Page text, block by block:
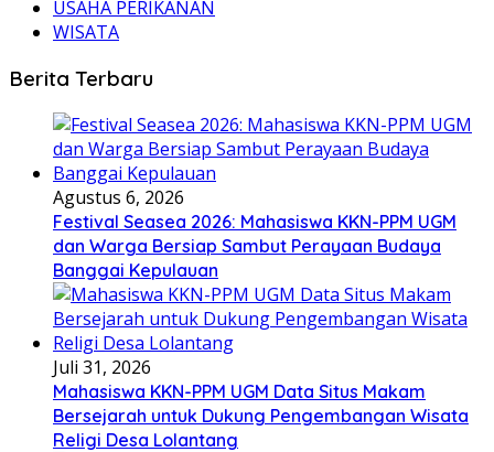
USAHA PERIKANAN
WISATA
Berita Terbaru
Agustus 6, 2026
Festival Seasea 2026: Mahasiswa KKN-PPM UGM
dan Warga Bersiap Sambut Perayaan Budaya
Banggai Kepulauan
Juli 31, 2026
Mahasiswa KKN-PPM UGM Data Situs Makam
Bersejarah untuk Dukung Pengembangan Wisata
Religi Desa Lolantang